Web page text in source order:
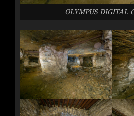
OLYMPUS DIGITAL